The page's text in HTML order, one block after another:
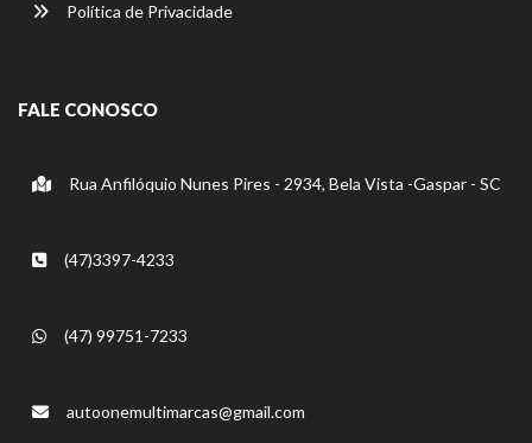
Política de Privacidade
FALE CONOSCO
Rua Anfilóquio Nunes Pires - 2934, Bela Vista -Gaspar - SC
(47)3397-4233
(47) 99751-7233
autoonemultimarcas@gmail.com